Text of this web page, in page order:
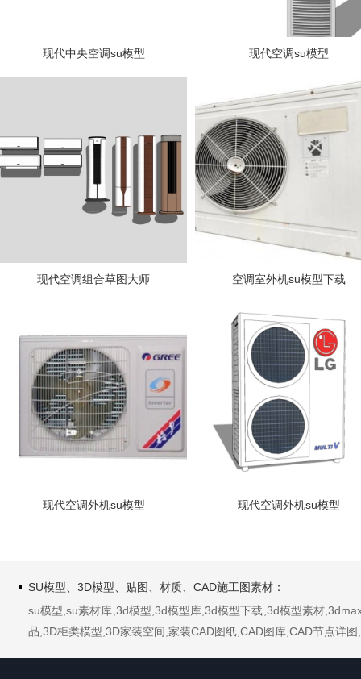
现代中央空调su模型 现代空调su模型
现代空调组合草图大师 空调室外机su模型下载
现代空调外机su模型 现代空调外机su模型
SU模型、3D模型、贴图、材质、CAD施工图素材：
su模型,su素材库,3d模型,3d模型库,3d模型下载,3d模型素材
品,3D柜类模型,3D家装空间,家装CAD图纸,CAD图库,CAD节点详